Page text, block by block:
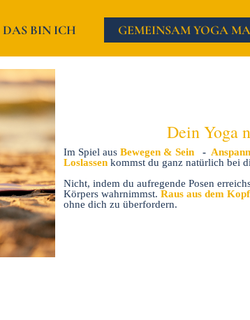
DAS BIN ICH GEMEINSAM YOGA
Dein Yoga
Im Spiel aus Bewegen & Sein -
Loslassen kommst du ganz natürlich bei
Nicht, indem du aufregende Posen
Körpers wahrnimmst. Raus aus dem
ohne dich zu überfordern.